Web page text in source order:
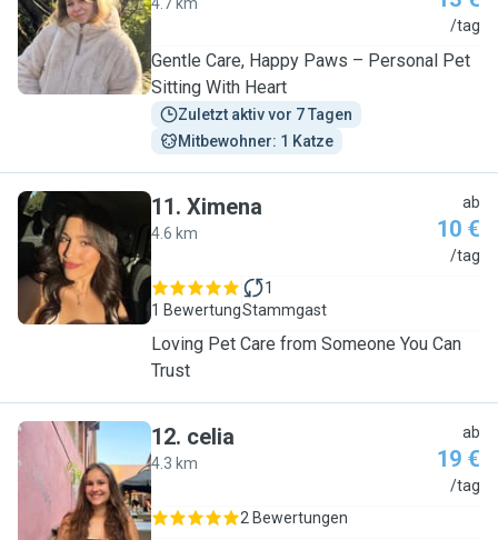
N /tag
Gentle Care, Happy Paws – Personal Pet
Sitting With Heart
Zuletzt aktiv vor 7 Tagen
Mitbewohner: 1 Katze
X
11. Ximena
4.6 km
ab
10 €
/tag
1 Bewertung
1
Stammgast
Loving Pet Care from Someone You Can
Trust
C
12. celia
4.3 km
ab
19 €
/tag
2 Bewertungen